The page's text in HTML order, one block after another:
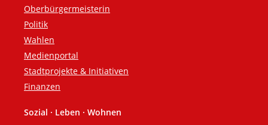
Oberbürgermeisterin
Politik
Wahlen
Medienportal
Stadtprojekte & Initiativen
Finanzen
Sozial · Leben · Wohnen